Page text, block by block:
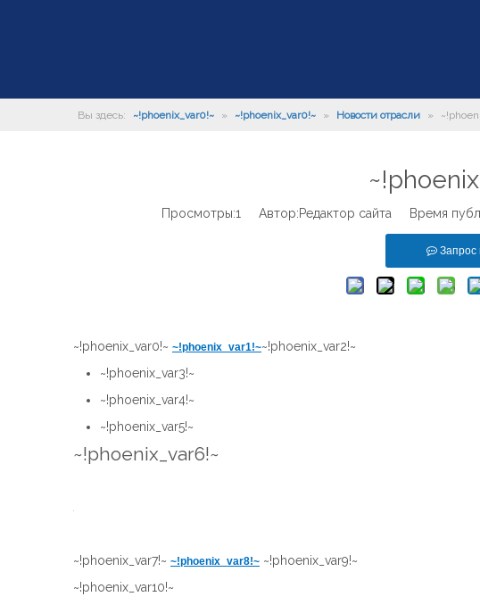
Вы здесь: ~!phoenix_var0!~ » ~!phoenix_var0!~ » Новости отрасли »
Просмотры:1 Автор:Pедактор сайта Время
Запрос
~!phoenix_var0!~ ~!phoenix_var1!~~!phoenix_var2!~
~!phoenix_var3!~
~!phoenix_var4!~
~!phoenix_var5!~
~!phoenix_var6!~
~!phoenix_var7!~ ~!phoenix_var8!~ ~!phoenix_var9!~
~!phoenix_var10!~